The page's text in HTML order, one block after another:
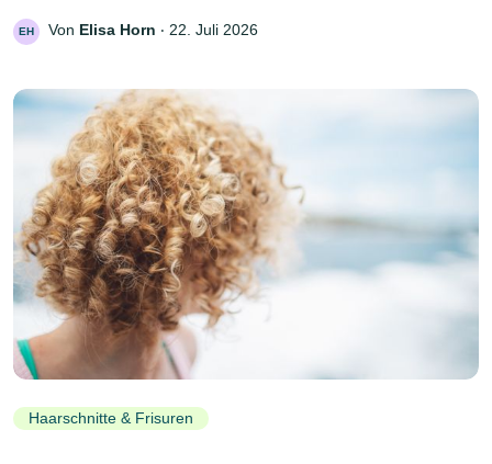
EH Von Elisa Horn ‧ 22. Juli 2026
Haarschnitte & Frisuren